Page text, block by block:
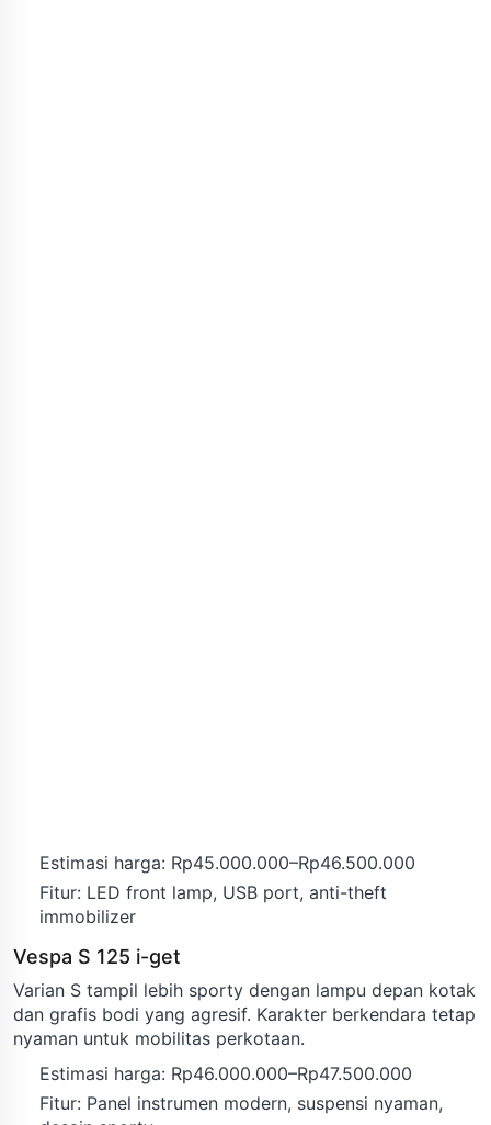
Estimasi harga: Rp45.000.000–Rp46.500.000
Fitur: LED front lamp, USB port, anti-theft
immobilizer
Vespa S 125 i-get
Varian S tampil lebih sporty dengan lampu depan kotak
dan grafis bodi yang agresif. Karakter berkendara tetap
nyaman untuk mobilitas perkotaan.
Estimasi harga: Rp46.000.000–Rp47.500.000
Fitur: Panel instrumen modern, suspensi nyaman,